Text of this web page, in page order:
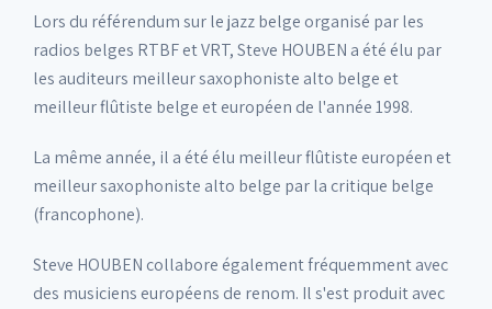
Lors du référendum sur le jazz belge organisé par les
radios belges RTBF et VRT, Steve HOUBEN a été élu par
les auditeurs meilleur saxophoniste alto belge et
meilleur flûtiste belge et européen de l'année 1998.
La même année, il a été élu meilleur flûtiste européen et
meilleur saxophoniste alto belge par la critique belge
(francophone).
Steve HOUBEN collabore également fréquemment avec
des musiciens européens de renom. Il s'est produit avec